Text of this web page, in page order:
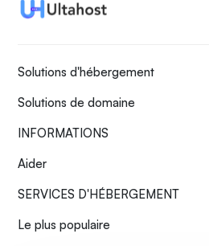
Solutions d'hébergement
Solutions de domaine
INFORMATIONS
Aider
SERVICES D'HÉBERGEMENT
Le plus populaire